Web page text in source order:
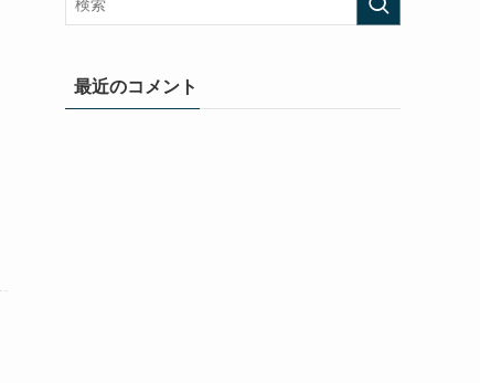
最近のコメント